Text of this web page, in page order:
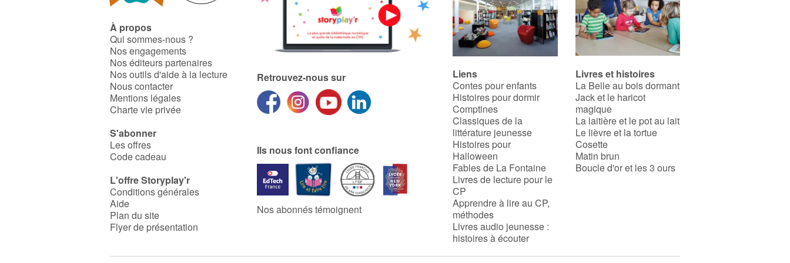
décollent...
Ce livre est disponible en
49 - Moko : Le
visage du monde
À propos
Qui sommes-nous ?
Nos engagements
Nos éditeurs partenaires
Nos outils d'aide à la lecture
Nous contacter
Mentions légales
Charte vie privée
S'abonner
Les offres
Code cadeau
L'offre Storyplay'r
Conditions générales
Aide
Plan du site
Flyer de présentation
Retrouvez-nous sur
Ils nous font confiance
Nos abonnés témoignent
Liens
Contes pour enfants
Histoires pour dormir
Comptines
Classiques de la
littérature jeunesse
Histoires pour
Halloween
Fables de La Fontaine
Livres de lecture pour le
CP
Apprendre à lire au CP,
méthodes
Livres audio jeunesse :
histoires à écouter
Livres et histoires
La Belle au bois dormant
Jack et le haricot
magique
La laitière et le pot au lait
Le lièvre et la tortue
Cosette
Matin brun
Boucle d'or et les 3 ours